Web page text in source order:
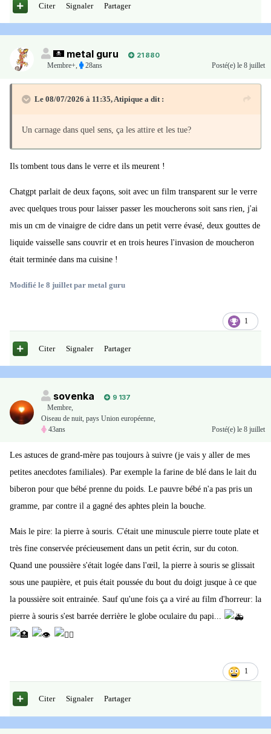
Citer Signaler Partager
metal guru
21 880
Membre+,
28ans Posté(e) le 8 juillet
Le 08/07/2026 à 11:35,Atipique a dit :
Un carnage dans quel sens, ça les attire et les tue?
Ils tombent tous dans le verre et ils meurent !
Chatgpt parlait de deux façons, soit avec un film transparent sur le verre
avec quelques trous pour laisser passer les moucherons soit sans rien, j'ai
mis un cm de vinaigre de cidre dans un petit verre évasé, deux gouttes de
liquide vaisselle sans couvrir et en trois heures l'invasion de moucheron
était terminée dans ma cuisine !
Modifié le 8 juillet par metal guru
1
Citer Signaler Partager
sovenka
9 137
Membre,
Oiseau de nuit, pays Union européenne,
43ans
Posté(e) le 8 juillet
Les astuces de grand-mère pas toujours à suivre (je vais y aller de mes
petites anecdotes familiales). Par exemple la farine de blé dans le lait du
biberon pour que bébé prenne du poids. Le pauvre bébé n'a pas pris un
gramme, par contre il a gagné des aphtes plein la bouche.
Mais le pire: la pierre à souris. C'était une minuscule pierre toute plate et
très fine conservée précieusement dans un petit écrin, sur du coton.
Quand une poussière s'était logée dans l'œil, la pierre à souris se glissait
sous une paupière, et puis était poussée du bout du doigt jusque à ce que
la poussière soit entrainée. Sauf qu'une fois ça a viré au film d'horreur: la
pierre à souris s'est barrée derrière le globe oculaire du papi...
1
Citer Signaler Partager